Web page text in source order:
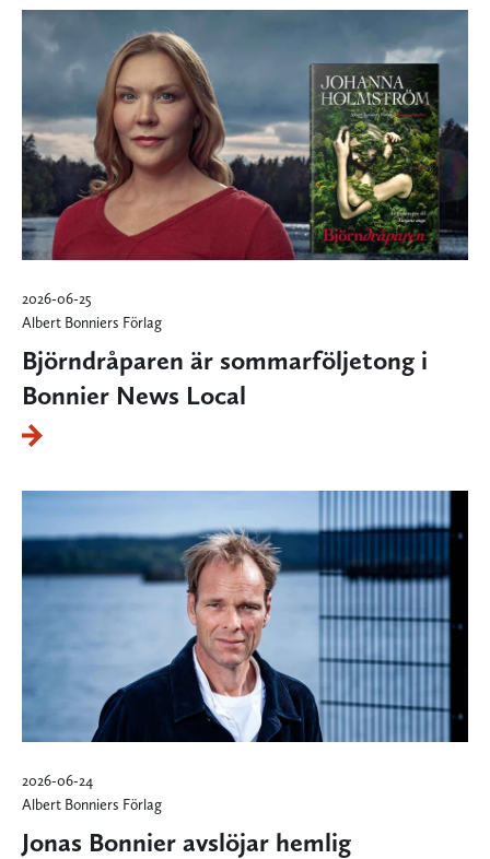
2026-06-25
Albert Bonniers Förlag
Björndråparen är sommarföljetong i
Bonnier News Local
2026-06-24
Albert Bonniers Förlag
Jonas Bonnier avslöjar hemlig